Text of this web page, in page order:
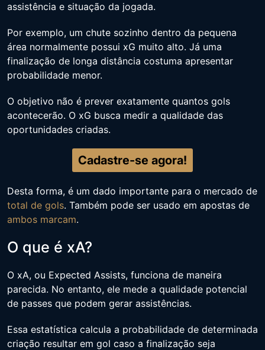
assistência e situação da jogada.
Por exemplo, um chute sozinho dentro da pequena
área normalmente possui xG muito alto. Já uma
finalização de longa distância costuma apresentar
probabilidade menor.
O objetivo não é prever exatamente quantos gols
acontecerão. O xG busca medir a qualidade das
oportunidades criadas.
Cadastre-se agora!
Desta forma, é um dado importante para o mercado de
total de gols. Também pode ser usado em apostas de
ambos marcam.
O que é xA?
O xA, ou Expected Assists, funciona de maneira
parecida. No entanto, ele mede a qualidade potencial
de passes que podem gerar assistências.
Essa estatística calcula a probabilidade de determinada
criação resultar em gol caso a finalização seja